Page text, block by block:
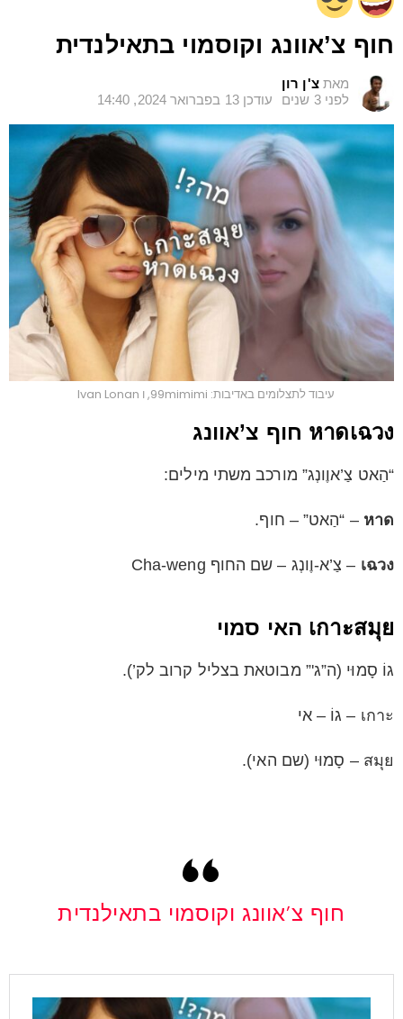
חוף צ’אוונג וקוסמוי בתאילנדית
מאת צ'ן רון
לפני 3 שנים
עודכן13 בפברואר 2024, 14:40
עיבוד לתצלומים באדיבות: 99mimimi, ו Ivan Lonan
หาดเฉวง חוף צ’אוונג
“הַאט צַ’אוֶונְג” מורכב משתי מילים:
หาด – “הַאט” – חוף.
เฉวง – צַ’א-וֶונְג – שם החוף Cha-weng
เกาะสมุย האי סמוי
גוֹ סָמוּי (ה”ג'” מבוטאת בצליל קרוב לק’).
เกาะ – גוֹ – אי
สมุย – סָמוּי (שם האי).
חוף צ’אוונג וקוסמוי בתאילנדית